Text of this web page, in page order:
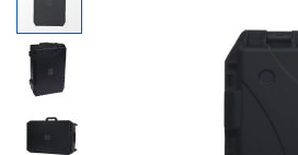
end
of
the
images